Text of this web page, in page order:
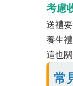
考慮
送禮
養生
這也
常